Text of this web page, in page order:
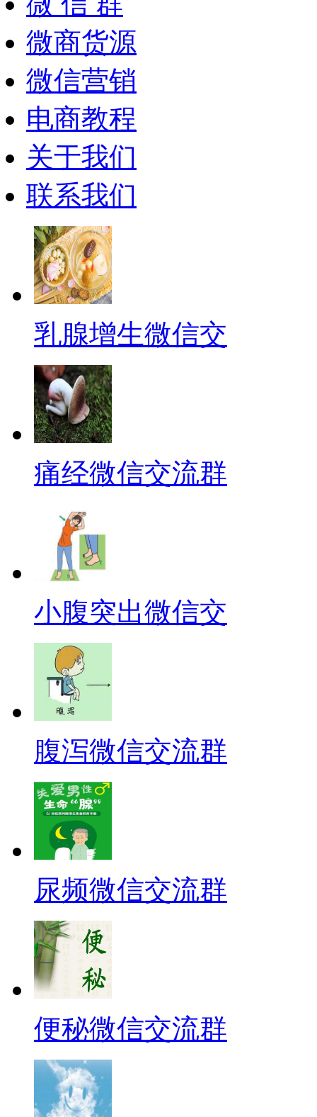
微商货源
微信营销
电商教程
关于我们
联系我们
乳腺增生微信交
痛经微信交流群
小腹突出微信交
腹泻微信交流群
尿频微信交流群
便秘微信交流群